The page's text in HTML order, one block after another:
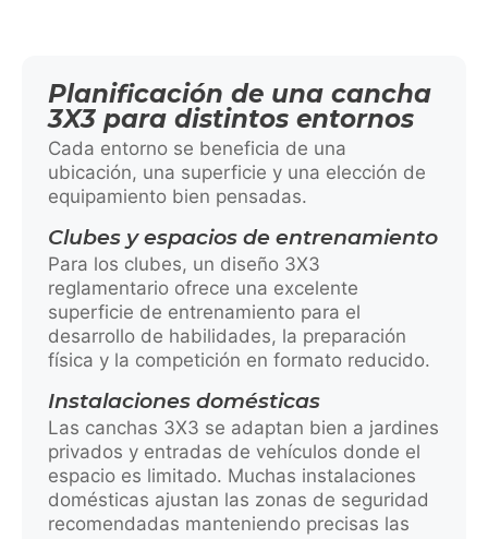
Planificación de una cancha
3X3 para distintos entornos
Cada entorno se beneficia de una
ubicación, una superficie y una elección de
equipamiento bien pensadas.
Clubes y espacios de entrenamiento
Para los clubes, un diseño 3X3
reglamentario ofrece una excelente
superficie de entrenamiento para el
desarrollo de habilidades, la preparación
física y la competición en formato reducido.
Instalaciones domésticas
Las canchas 3X3 se adaptan bien a jardines
privados y entradas de vehículos donde el
espacio es limitado. Muchas instalaciones
domésticas ajustan las zonas de seguridad
recomendadas manteniendo precisas las